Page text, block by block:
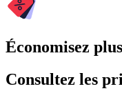
Économisez
Consultez les